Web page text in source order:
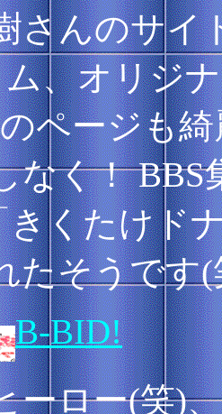
さんのサイ
ム、オリジ
ページも
なく！ BBS
きくたけド
たそうです(
B-BID!
ロー(笑)、